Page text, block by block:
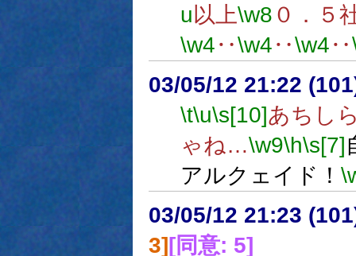
u以上\w8 ０．５
\w4‥\w4‥\w4‥
03/05/12 21:22
\t\u\s[10]あちし
ゃね…\w9\h\s[7]
アルクェイド！
03/05/12 21:23
3] [同意: 5]